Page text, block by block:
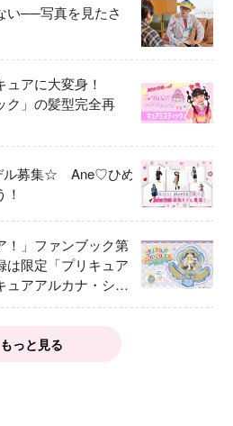
い──写真を見たさ
ュアに大変身！
ク」の髪型完全再
ル募集☆ Ane♡ひめ
！」ファンブック第
限定「プリキュア
アアルカナ・シャ
ュアエクレールを
もっと見る